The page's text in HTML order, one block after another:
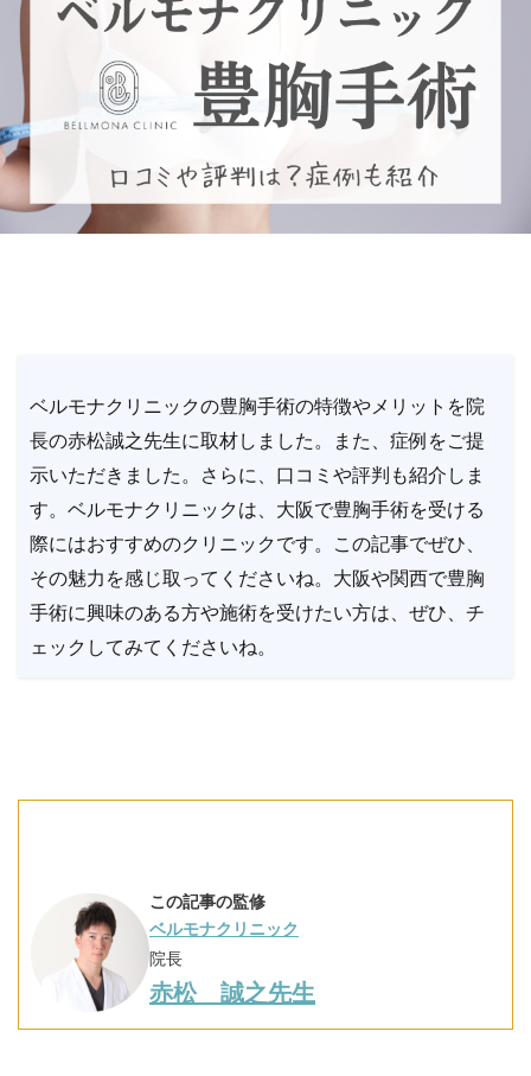
ベルモナクリニックの豊胸手術の特徴やメリットを院
長の赤松誠之先生に取材しました。また、症例をご提
示いただきました。さらに、口コミや評判も紹介しま
す。ベルモナクリニックは、大阪で豊胸手術を受ける
際にはおすすめのクリニックです。この記事でぜひ、
その魅力を感じ取ってくださいね。大阪や関西で豊胸
手術に興味のある方や施術を受けたい方は、ぜひ、チ
ェックしてみてくださいね。
この記事の監修
ベルモナクリニック
院長
赤松 誠之先生